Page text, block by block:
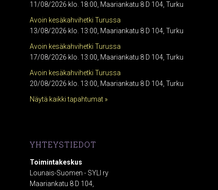
11/08/2026 klo. 18:00, Maariankatu 8 D 104, Turku
Avoin kesäkahvihetki Turussa
13/08/2026 klo. 13:00, Maariankatu 8 D 104, Turku
Avoin kesäkahvihetki Turussa
17/08/2026 klo. 13:00, Maariankatu 8 D 104, Turku
Avoin kesäkahvihetki Turussa
20/08/2026 klo. 13:00, Maariankatu 8 D 104, Turku
Näytä kaikki tapahtumat »
YHTEYSTIEDOT
Toimintakeskus
Lounais-Suomen - SYLI ry
Maariankatu 8 D 104,